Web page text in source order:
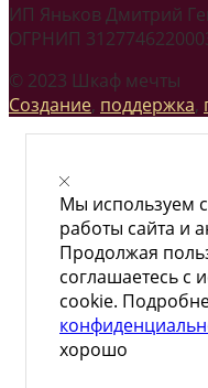
ИП Яньков Дмитрий
ОГРНИП
© 2023 Шкаф мечты
Создание, поддержка,
Мы используем
работы сайта и
Продолжая
соглашаетесь с
cookie.
хорошо